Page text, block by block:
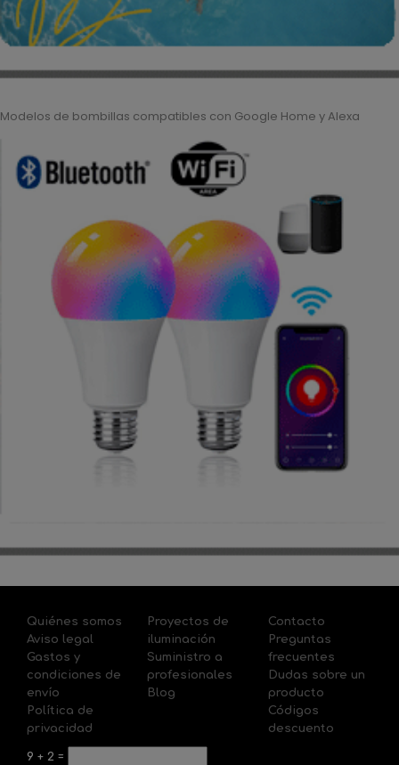
Modelos de bombillas compatibles con Google Home y Alexa
Quiénes somos
Aviso legal
Gastos y
condiciones de
envío
Política de
privacidad
Proyectos de
iluminación
Suministro a
profesionales
Blog
Contacto
Preguntas
frecuentes
Dudas sobre un
producto
Códigos
descuento
9 + 2 =